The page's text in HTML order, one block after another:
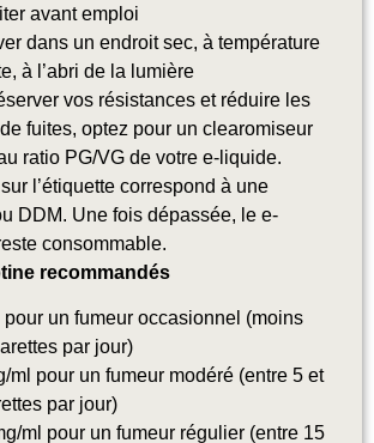
avant emploi
dans un endroit sec, à température
à l’abri de la lumière
vos résistances et réduire les
fuites, optez pour un clearomiseur
ratio PG/VG de votre e-liquide.
l’étiquette correspond à une
DDM. Une fois dépassée, le e-
consommable.
recommandés
pour un fumeur occasionnel (moins
par jour)
ml pour un fumeur modéré (entre 5 et
par jour)
ml pour un fumeur régulier (entre 15